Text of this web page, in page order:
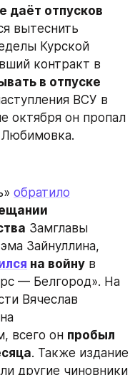
даёт отпусков
вытеснить
Курской
контракт в
в отпуске
ВСУ в
октября он пропал
обратило
Замглавы
Зайнуллина,
на войну в
— Белгород». На
Вячеслав
всего он пробыл
. Также издание
другие чиновники